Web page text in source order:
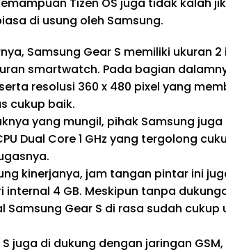
di usung oleh Samsung.
Samsung Gear S memiliki ukuran
smartwatch. Pada bagian
serta resolusi 360 x 480 pixel yang
cukup baik.
yang mungil, pihak Samsung
Dual Core 1 GHz yang tergolong
kinerjanya, jam tangan pintar ini
internal 4 GB. Meskipun tanpa
Samsung Gear S di rasa sudah
juga di dukung dengan jaringan GSM,